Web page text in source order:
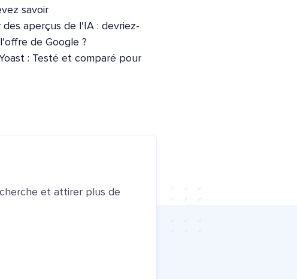
savoir
des aperçus de l'IA : devriez-
de Google ?
: Testé et comparé pour
et attirer plus de